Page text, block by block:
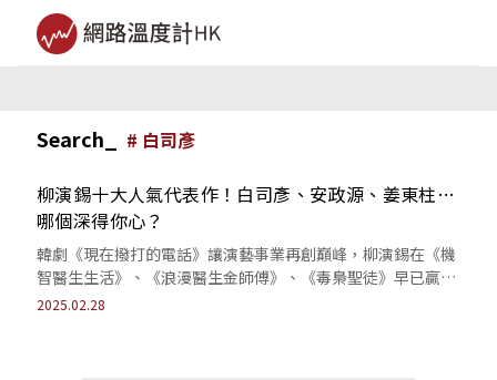
Search_ # 白司彥
柳演錫十大人氣代表作！白司彥、安政源、姜東柱…
哪個深得你心？
韓劇《現在撥打的電話》讓演藝事業再創巔峰，柳演錫在《機
智醫生生活》、《浪漫醫生金師傅》、《毒梟聖徒》早已贏得
一票鐵粉。
2025.02.28